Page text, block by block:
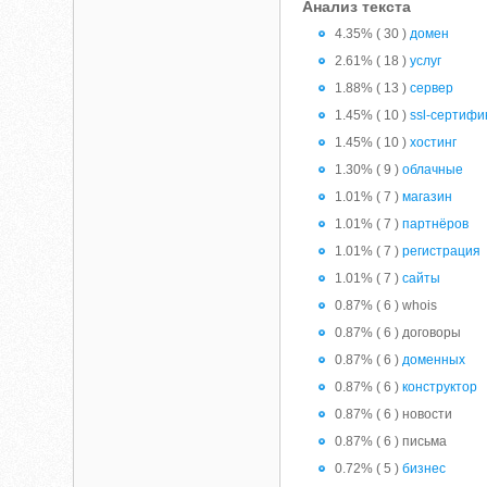
Анализ текста
4.35% ( 30 )домен
2.61% ( 18 )услуг
1.88% ( 13 )сервер
1.45% ( 10 )ssl-
1.45% ( 10 )хостинг
1.30% ( 9 )облачные
1.01% ( 7 )магазин
1.01% ( 7 )партнёров
1.01% ( 7 )регистрация
1.01% ( 7 )сайты
0.87% ( 6 ) whois
0.87% ( 6 ) договоры
0.87% ( 6 )доменных
0.87% ( 6 )конструктор
0.87% ( 6 ) новости
0.87% ( 6 ) письма
0.72% ( 5 )бизнес